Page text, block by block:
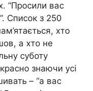
“Просили вас
Список з 250
хто
а хто не
суботу
знаючи усі
– “а вас